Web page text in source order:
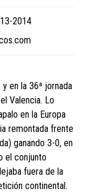
2014
en la 36ª jornada
Valencia. Lo
en la Europa
remontada frente
ganando 3-0, en
el conjunto
fuera de la
continental.